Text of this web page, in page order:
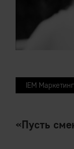
IEM Маркетинг
«Пусть